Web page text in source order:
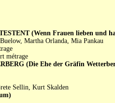
(Wenn Frauen lieben und
Martha Orlanda, Mia Pankau
métrage
(Die Ehe der Gräfin
Sellin, Kurt Skalden